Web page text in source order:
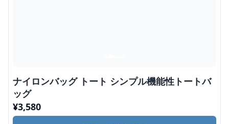
ナイロンバッグ トート シンプル機能性トートバ
ッグ
¥3,580